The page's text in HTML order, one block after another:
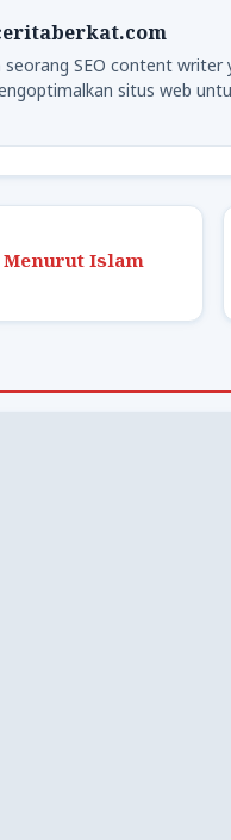
seorang SEO content
situs web
Menurut Islam